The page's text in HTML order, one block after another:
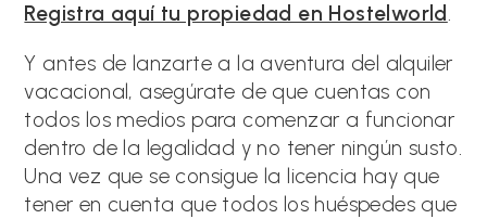
Registra aquí tu propiedad en Hostelworld .
Y antes de lanzarte a la aventura del alquiler
vacacional, asegúrate de que cuentas con
todos los medios para comenzar a funcionar
dentro de la legalidad y no tener ningún susto.
Una vez que se consigue la licencia hay que
tener en cuenta que todos los huéspedes que